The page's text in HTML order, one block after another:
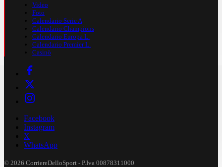
Video
Foto
Calendario Serie A
Calendario Champions
Calendario Europa L.
Calendario Premier L.
Casinò
Facebook
Instagram
X
WhatsApp
© 2026 CorriereDelloSport - P.Iva 00878311000